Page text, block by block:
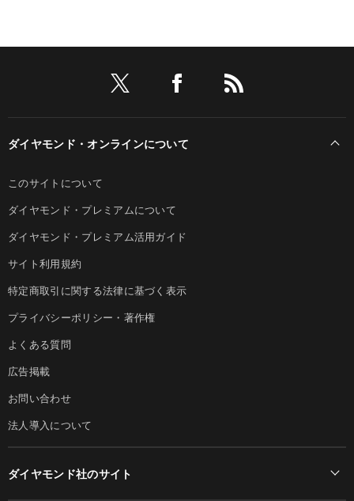
ダイヤモンド・オンラインについて
このサイトについて
ダイヤモンド・プレミアムについて
ダイヤモンド・プレミアム活用ガイド
サイト利用規約
特定商取引に関する法律に基づく表示
プライバシーポリシー・著作権
よくある質問
広告掲載
お問い合わせ
法人導入について
ダイヤモンド社のサイト